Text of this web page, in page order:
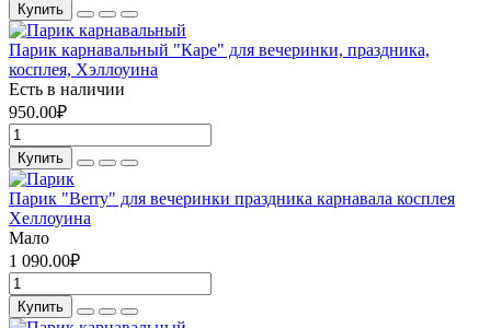
Купить
Парик карнавальный "Каре" для вечеринки, праздника,
косплея, Хэллоуина
Есть в наличии
950.00₽
Купить
Парик "Berry" для вечеринки праздника карнавала косплея
Хеллоуина
Мало
1 090.00₽
Купить